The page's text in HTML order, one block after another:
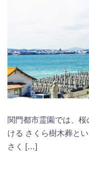
関門都市霊園では、
ける さくら樹木葬と
さく […]